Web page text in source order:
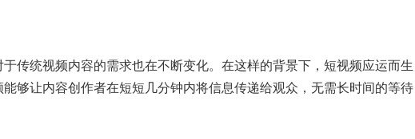
传统视频内容的需求也在不断变化。在这样的背景下，短视频应运而
够让内容创作者在短短几分钟内将信息传递给观众，无需长时间的等